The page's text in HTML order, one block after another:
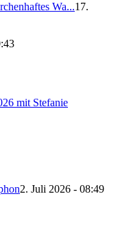
Wa...17.
mit Stefanie
2. Juli 2026 - 08:49